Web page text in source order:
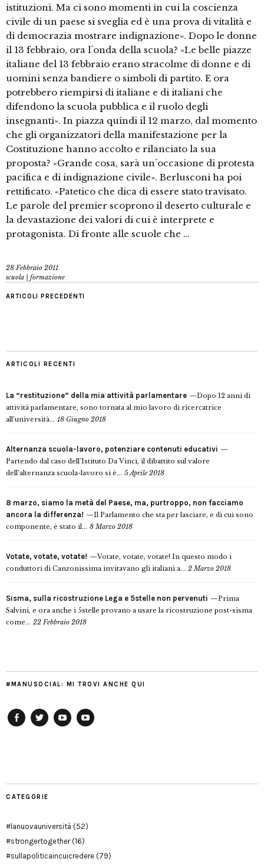
istituzioni. Ma ci sono momenti in cui la coscienza
civile di un paese si sveglia ed è una prova di vitalità e
di democrazia mostrare indignazione». Dopo le donne
il 13 febbraio, ora l´onda della scuola? «Le belle piazze
italiane del 13 febbraio erano stracolme di donne e di
uomini senza bandiere o simboli di partito. E ora
potrebbero riempirsi di italiane e di italiani che
difendono la scuola pubblica e il ruolo degli
insegnanti». In piazza quindi il 12 marzo, dal momento
che gli organizzatori della manifestazione per la
Costituzione hanno accolto e rilanciato la sua
proposta? «Grande cosa, sarà un´occasione di protesta
pacifica e di indignazione civile». Berlusconi ha poi
rettificato. «Patetico che dica di essere stato travisato.
Le parole del premier scoprono il deserto culturale e
la devastazione dei valori di cui è interprete e
protagonista. Di fronte alle scuole che …
28 Febbraio 2011
scuola | formazione
ARTICOLI PRECEDENTI
ARTICOLI RECENTI
La “restituzione” della mia attività parlamentare
Dopo 12 anni di
attività parlamentare, sono tornata al mio lavoro di ricercatrice
all’università... 18 Giugno 2018
Alternanza scuola-lavoro, potenziare contenuti educativi
Partendo dal caso dell’Istituto Da Vinci, il dibattito sul valore
dell’alternanza scuola-lavoro si è... 5 Aprile 2018
8 marzo, siamo la metà del Paese, ma, purtroppo, non facciamo
ancora la differenza!
Il Parlamento che sta per lasciare, e di cui sono
componente, è stato il... 8 Marzo 2018
Votate, votate, votate!
Votate, votate, votate! In questo modo i
conduttori di Canzonissima invitavano gli italiani a... 2 Marzo 2018
Sisma, sulla ricostruzione Lega e 5stelle non pervenuti
Prima
Salvini, e ora anche i 5stelle provano a usare la ricostruzione post-sisma
come... 22 Febbraio 2018
#MANUSOCIAL: MI TROVI ANCHE QUI
CATEGORIE
#lanuovauniversità (52)
#strongertogether(16)
#sullapoliticaincuicredere (79)